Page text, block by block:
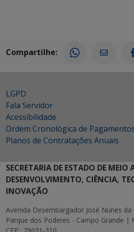
Compartilhe:
LGPD
Fala Servidor
Acessibilidade
Ordem Cronológica de
Planos de Contratações Anuais
SECRETARIA DE ESTADO DE MEIO
DESENVOLVIMENTO, CIÊNCIA,
INOVAÇÃO
Avenida Desembargador José Nunes
Parque dos Poderes - Campo Grande |